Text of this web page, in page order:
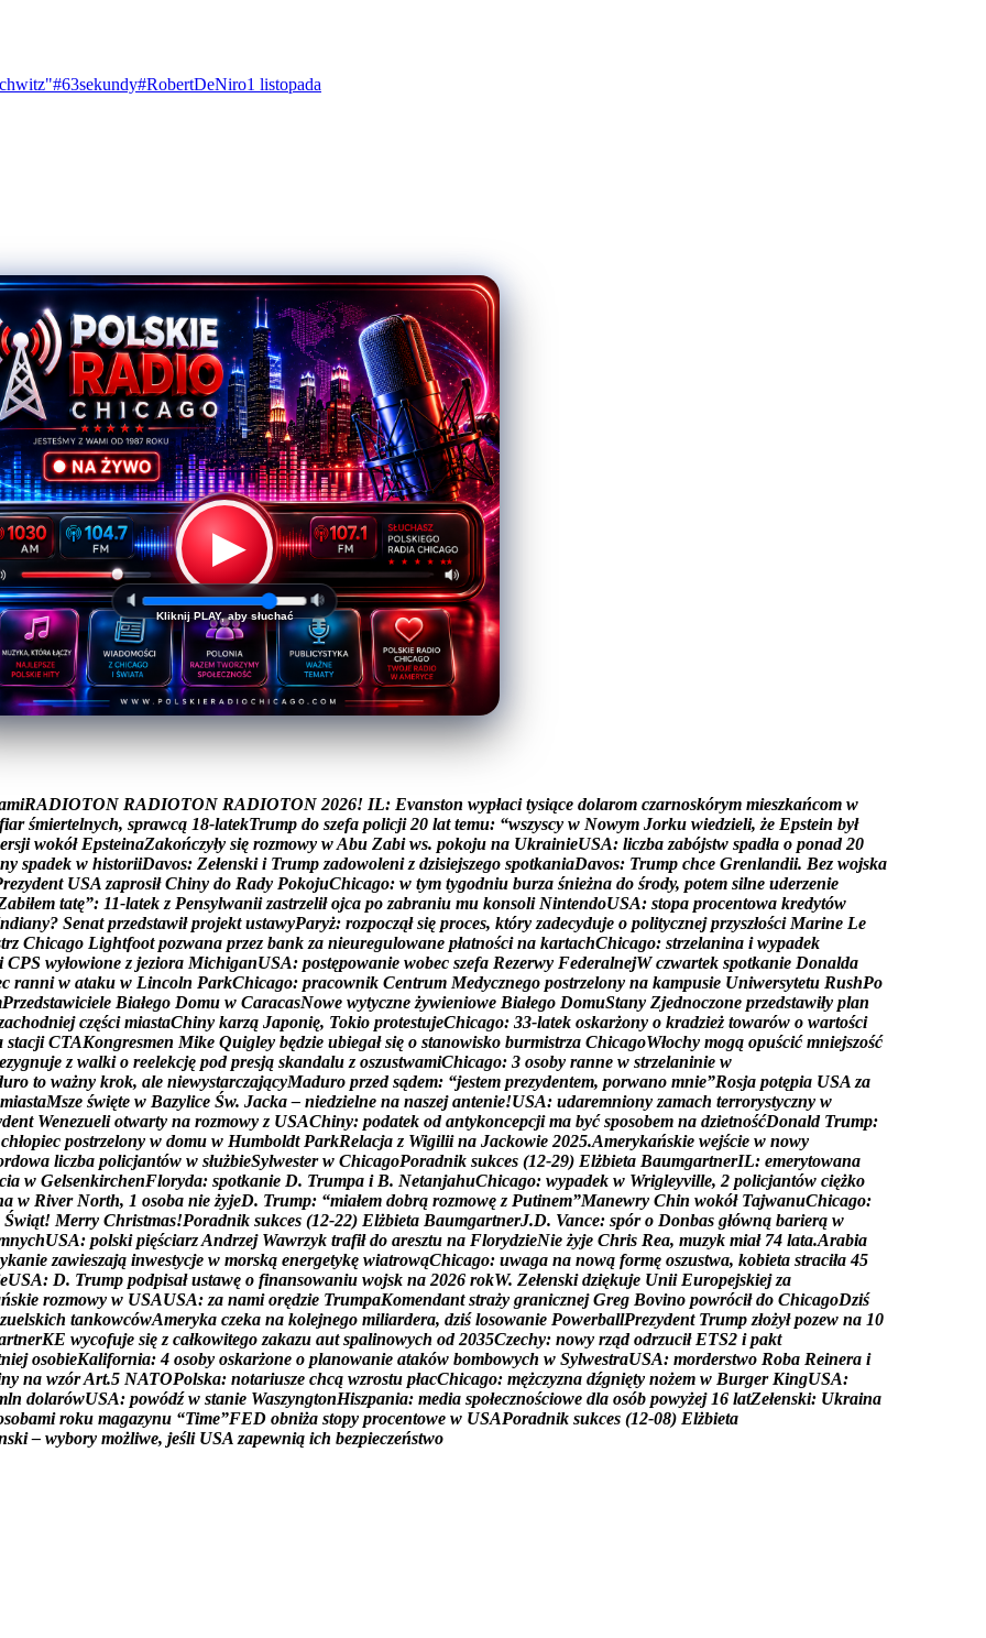
#63sekundy#RobertDeNiro1 listopada
▶
Kliknij PLAY, aby słuchać
miRADIOTON RADIOTON RADIOTON 2026! IL: Evanston wypłaci tysiące dolarom czarnoskórym mieszkańcom w
fiar śmiertelnych, sprawcą 18-latekTrump do szefa policji 20 lat temu: “wszyscy w Nowym Jorku wiedzieli, że Epstein był
ersji wokół EpsteinaZakończyły się rozmowy wAbu Zabi ws. pokoju na UkrainieUSA: liczba zabójstw spadła o ponad 20
ny spadek w historiiDavos: Zełenski i Trump zadowoleni z dzisiejszego spotkaniaDavos: Trump chce Grenlandii. Bez wojska
rezydent USA zaprosił Chiny do Rady PokojuChicago: w tym tygodniu burza śnieżna do środy, potem silne uderzenie
abiłem tatę”: 11-latek z Pensylwanii zastrzelił ojca po zabraniu mu konsoli NintendoUSA: stopa procentowa kredytów
ndiany? Senat przedstawił projekt ustawyParyż: rozpoczął się proces, który zadecyduje o politycznej przyszłości Marine Le
trz Chicago Lightfoot pozwana przez bank za nieuregulowane płatności na kartachChicago: strzelanina i wypadek
i CPS wyłowione z jeziora MichiganUSA: postępowanie wobec szefa Rezerwy FederalnejW czwartek spotkanie Donalda
c ranni w ataku w Lincoln ParkChicago: pracownik Centrum Medycznego postrzelony na kampusie Uniwersytetu RushPo
Przedstawiciele Białego Domu w CaracasNowe wytyczne żywieniowe Białego DomuStany Zjednoczone przedstawiły plan
achodniej części miastaChiny karzą Japonię, Tokio protestujeChicago: 33-latek oskarżony o kradzież towarów o wartości
stacji CTAKongresmen Mike Quigley będzie ubiegał się o stanowisko burmistrza ChicagoWłochy mogą opuścić mniejszość
ezygnuje z walki o reelekcję pod presją skandalu z oszustwamiChicago: 3 osoby ranne w strzelaninie w
uro to ważny krok, ale niewystarczającyMaduro przed sądem: “jestem prezydentem, porwano mnie”Rosja potępia USA za
miastaMsze święte w Bazylice Św. Jacka – niedzielne na naszej antenie!USA: udaremniony zamach terrorystyczny w
dent Wenezueli otwarty na rozmowy z USAChiny: podatek od antykoncepcji ma być sposobem na dzietnośćDonald Trump:
chłopiec postrzelony w domu w Humboldt ParkRelacja z Wigilii na Jackowie 2025.Amerykańskie wejście w nowy
rdowa liczba policjantów w służbieSylwester w ChicagoPoradnik sukces (12-29) Elżbieta BaumgartnerIL: emerytowana
cia w GelsenkirchenFloryda: spotkanie D. Trumpa i B. NetanjahuChicago: wypadek w Wrigleyville, 2 policjantów ciężko
a w River North, 1 osoba nie żyjeD. Trump: “miałem dobrą rozmowę z Putinem”Manewry Chin wokół TajwanuChicago:
Świąt! Merry Christmas!Poradnik sukces (12-22) Elżbieta BaumgartnerJ.D. Vance: spór o Donbas główną barierą w
nychUSA: polski pięściarzAndrzej Wawrzyk trafił do aresztu na FlorydzieNie żyje Chris Rea, muzyk miał 74 lata.Arabia
ykanie zawieszają inwestycje w morską energetykę wiatrowąChicago: uwaga na nową formę oszustwa, kobieta straciła 45
eUSA: D. Trump podpisał ustawę o finansowaniu wojsk na 2026 rokW. Zełenski dziękuje Unii Europejskiej za
ńskie rozmowy w USAUSA: za nami orędzie TrumpaKomendant straży granicznej Greg Bovino powrócił do ChicagoDziś
zuelskich tankowcówAmeryka czeka na kolejnego miliardera, dziś losowanie PowerballPrezydent Trump złożył pozew na 10
rtnerKE wycofuje się z całkowitego zakazu aut spalinowych od 2035Czechy: nowy rząd odrzucił ETS2 i pakt
niej osobieKalifornia: 4 osoby oskarżone o planowanie ataków bombowych w SylwestraUSA: morderstwo Roba Reinera i
ny na wzórArt.5 NATOPolska: notariusze chcą wzrostu płacChicago: mężczyzna dźgnięty nożem w Burger KingUSA:
ln dolarówUSA: powódź w stanie WaszyngtonHiszpania: media społecznościowe dla osób powyżej 16 latZełenski: Ukraina
sobami roku magazynu “Time”FED obniża stopy procentowe w USAPoradnik sukces (12-08) Elżbieta
ski – wybory możliwe, jeśli USA zapewnią ich bezpieczeństwo